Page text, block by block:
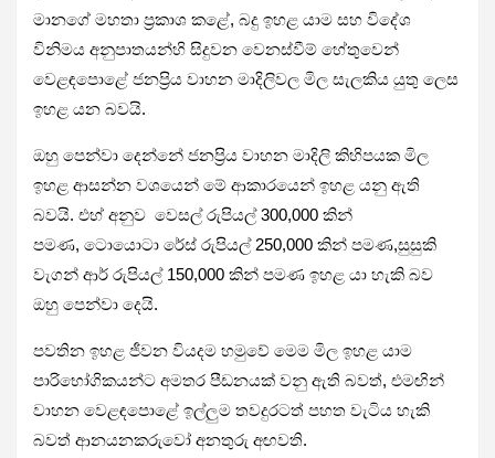
මානගේ මහතා ප්‍රකාශ කළේ, බදු ඉහළ යාම සහ විදේශ
විනිමය අනුපාතයන්හි සිදුවන වෙනස්වීම් හේතුවෙන්
වෙළඳපොළේ ජනප්‍රිය වාහන මාදිලිවල මිල සැලකිය යුතු ලෙස
ඉහළ යන බවයි.
ඔහු පෙන්වා දෙන්නේ ජනප්‍රිය වාහන මාදිලි කිහිපයක මිල
ඉහළ ආසන්න වශයෙන් මේ ආකාරයෙන් ඉහළ යනු ඇති
බවයි. එහ් අනුව වෙසල්රුපියල් 300,000 කින්
පමණ, ටොයොටා රේස් රුපියල් 250,000 කින් පමණ,සුසුකි
වැගන් ආර් රුපියල් 150,000 කින් පමණ ඉහළ යා හැකි බව
ඔහු පෙන්වා දෙයි.
පවතින ඉහළ ජීවන වියදම හමුවේ මෙම මිල ඉහළ යාම
පාරිභෝගිකයන්ට අමතර පීඩනයක් වනු ඇති බවත්, එමඟින්
වාහන වෙළඳපොළේ ඉල්ලුම තවදුරටත් පහත වැටිය හැකි
බවත් ආනයනකරුවෝ අනතුරු අඟවති.